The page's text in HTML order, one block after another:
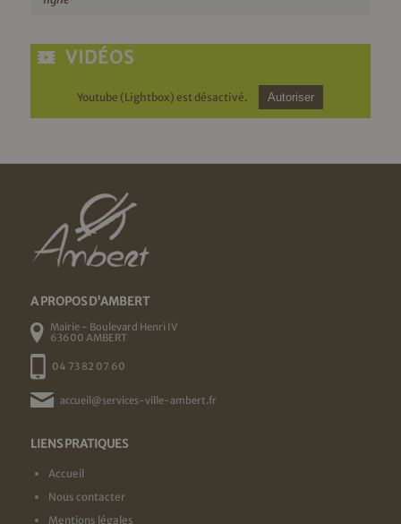
VIDÉOS
Youtube (Lightbox) est désactivé. Autoriser
A PROPOS D'AMBERT
Mairie - Boulevard Henri IV
63600 AMBERT
04 73 82 07 60
accueil@services-ville-ambert.fr
LIENS PRATIQUES
Accueil
Nous contacter
Mentions légales